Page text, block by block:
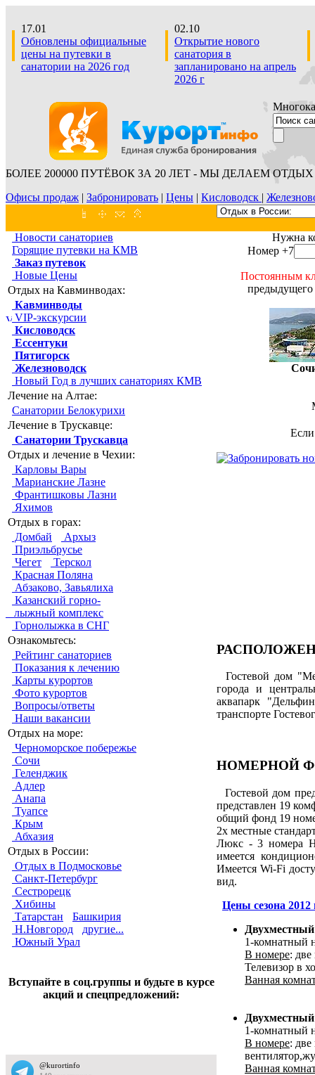
17.01
Обновлены официальные
цены на путевки в
санатории на 2026 год
02.10
Открытие нового
санатория в
запланировано на апрель
2026 г
БОЛЕЕ 200000 ПУТЁВОК ЗА 20 ЛЕТ - МЫ ДЕЛАЕМ ОТДЫХ
Офисы продаж | Забронировать | Цены | Кисловодск |
Новости санаториев
Горящие путевки на КМВ
Заказ путевок
Новые Цены
Отдых на Кавминводах:
Кавминводы
VIP-экскурсии
Кисловодск
Ессентуки
Пятигорск
Железноводск
Новый Год в лучших санаториях КМВ
Лечение на Алтае:
Санатории Белокурихи
Лечение в Трускавце:
Санатории Трускавца
Отдых и лечение в Чехии:
Карловы Вары
Марианские Лазне
Франтишковы Лазни
Яхимов
Отдых в горах:
Домбай
Архыз
Приэльбрусье
Чегет
Терскол
Красная Поляна
Абзаково, Завьялиха
Казанский горно-
лыжный комплекс
Горнолыжка в СНГ
Ознакомьтесь:
Рейтинг санаториев
Показания к лечению
Карты курортов
Фото курортов
Вопросы/ответы
Наши вакансии
Отдых на море:
Черноморское побережье
Сочи
Геленджик
Адлер
Анапа
Туапсе
Крым
Абхазия
Отдых в России:
Отдых в Подмосковье
Санкт-Петербург
Сестрорецк
Хибины
Татарстан
Башкирия
Н.Новгород
другие...
Южный Урал
Вступайте в соц.группы и будьте в курсе
акций и спецпредложений:
Нужна
Номер +7
Постоянным
предыдущего
Гостевой дом
города и
аквапарк
транспорте
НОМЕРНОЙ
Гостевой дом
представлен 19
общий фонд 19
2х местные
Люкс - 3 номера
имеется
Имеется Wi-Fi
вид.
Цены сезона 2012
1-комнатный
В номере:
Телевизор в
Ванная
1-комнатный
В номере:
Ванная